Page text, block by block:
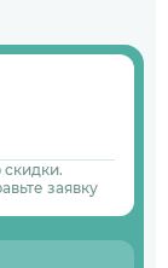
заявку